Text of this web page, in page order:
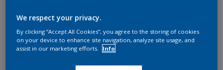
Quantité Calculateur de peinture
We respect your privacy.
By clicking “Accept All Cookies”, you agree to the storing of cookies
on your device to enhance site navigation, analyze site usage, and
assist in our marketing efforts.
Info